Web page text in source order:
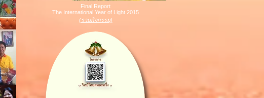
Final Report
The International Year of Light 2015
(รวมกิจกรรม)